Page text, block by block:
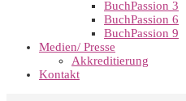
BuchPassion 3
BuchPassion 6
BuchPassion 9
Medien/ Presse
Akkreditierung
Kontakt